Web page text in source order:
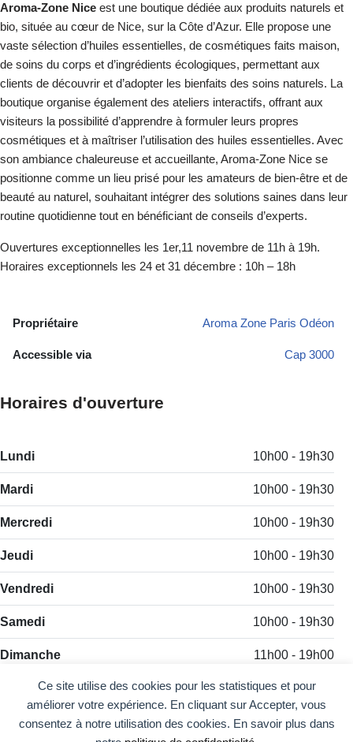
Ce site utilise des cookies pour les statistiques et pour
améliorer votre expérience. En cliquant sur Accepter, vous
consentez à notre utilisation des cookies. En savoir plus dans
Aroma-Zone Nice est une boutique dédiée aux produits naturels et
bio, située au cœur de Nice, sur la Côte d’Azur. Elle propose une
vaste sélection d’huiles essentielles, de cosmétiques faits maison,
de soins du corps et d’ingrédients écologiques, permettant aux
clients de découvrir et d’adopter les bienfaits des soins naturels. La
boutique organise également des ateliers interactifs, offrant aux
visiteurs la possibilité d’apprendre à formuler leurs propres
cosmétiques et à maîtriser l’utilisation des huiles essentielles. Avec
son ambiance chaleureuse et accueillante, Aroma-Zone Nice se
positionne comme un lieu prisé pour les amateurs de bien-être et de
beauté au naturel, souhaitant intégrer des solutions saines dans leur
routine quotidienne tout en bénéficiant de conseils d’experts.
Ouvertures exceptionnelles les 1er,11 novembre de 11h à 19h.
Horaires exceptionnels les 24 et 31 décembre : 10h – 18h
Propriétaire Aroma Zone Paris Odéon
Accessible via Cap 3000
Horaires d'ouverture
Lundi 10h00 - 19h30
Mardi 10h00 - 19h30
Mercredi 10h00 - 19h30
Jeudi 10h00 - 19h30
Vendredi 10h00 - 19h30
Samedi 10h00 - 19h30
Dimanche 11h00 - 19h00